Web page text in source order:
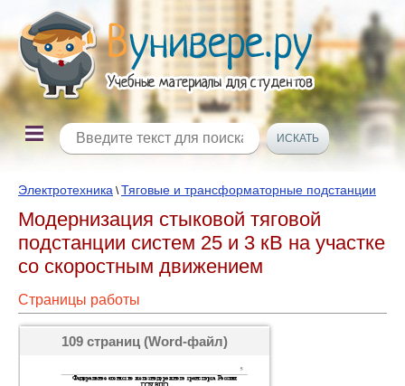
Электротехника \Тяговые и трансформаторные подстанции
Модернизация стыковой тяговой
подстанции систем 25 и 3 кВ на участке
со скоростным движением
Страницы работы
109 страниц (Word-файл)